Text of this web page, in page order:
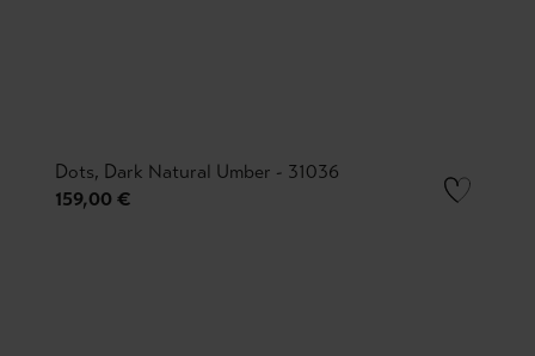
Dots, Dark Natural Umber - 31036
159,00 €